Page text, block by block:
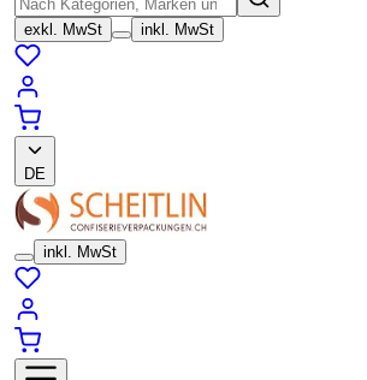
exkl. MwSt inkl. MwSt
DE
inkl. MwSt